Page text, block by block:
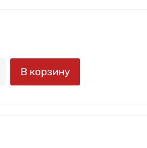
В корзину